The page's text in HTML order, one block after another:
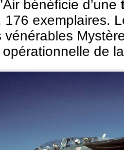
bénéficie d’une
176 exemplaires.
vénérables
de